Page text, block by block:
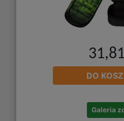
DO
Galeria